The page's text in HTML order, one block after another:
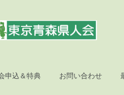
申込＆特典 お問い合わせ